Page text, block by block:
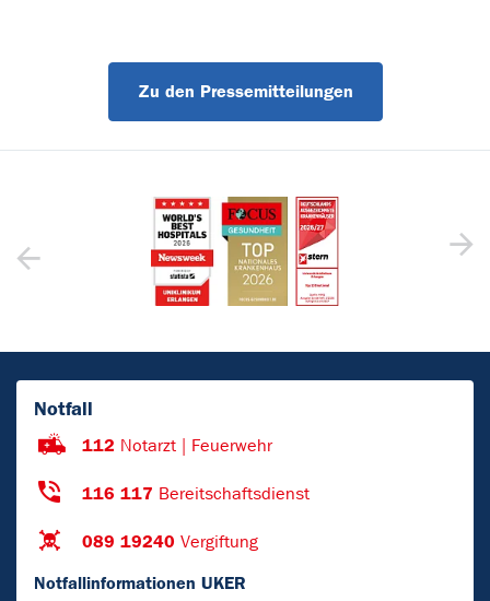
Zu den Pressemitteilungen
Notfall
112 Notarzt | Feuerwehr
116 117 Bereitschaftsdienst
089 19240 Vergiftung
Notfallinformationen UKER